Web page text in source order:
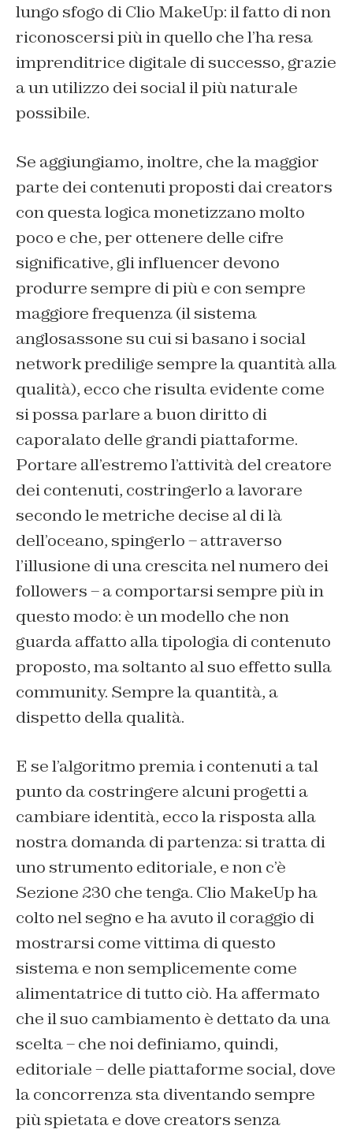
lungo sfogo di Clio MakeUp: il fatto di non
riconoscersi più in quello che l’ha resa
imprenditrice digitale di successo, grazie
a un utilizzo dei social il più naturale
possibile.
Se aggiungiamo, inoltre, che la maggior
parte dei contenuti proposti dai creators
con questa logica monetizzano molto
poco e che, per ottenere delle cifre
significative, gli influencer devono
produrre sempre di più e con sempre
maggiore frequenza (il sistema
anglosassone su cui si basano i social
network predilige sempre la quantità alla
qualità), ecco che risulta evidente come
si possa parlare a buon diritto di
caporalato delle grandi piattaforme.
Portare all’estremo l’attività del creatore
dei contenuti, costringerlo a lavorare
secondo le metriche decise al di là
dell’oceano, spingerlo – attraverso
l’illusione di una crescita nel numero dei
followers – a comportarsi sempre più in
questo modo: è un modello che non
guarda affatto alla tipologia di contenuto
proposto, ma soltanto al suo effetto sulla
community. Sempre la quantità, a
dispetto della qualità.
E se l’algoritmo premia i contenuti a tal
punto da costringere alcuni progetti a
cambiare identità, ecco la risposta alla
nostra domanda di partenza: si tratta di
uno strumento editoriale, e non c’è
Sezione 230 che tenga. Clio MakeUp ha
colto nel segno e ha avuto il coraggio di
mostrarsi come vittima di questo
sistema e non semplicemente come
alimentatrice di tutto ciò. Ha affermato
che il suo cambiamento è dettato da una
scelta – che noi definiamo, quindi,
editoriale – delle piattaforme social, dove
la concorrenza sta diventando sempre
più spietata e dove creators senza